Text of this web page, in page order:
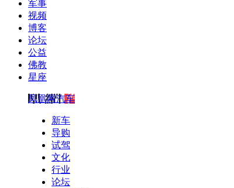
军事
视频
博客
论坛
公益
佛教
星座
凤凰网汽车
新车
导购
试驾
文化
行业
论坛